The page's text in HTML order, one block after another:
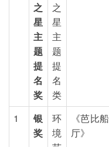
之
星
主
题
提
名
奖
之
星
主
题
提
名
类
1
银
奖
环
境
《芭比
厅》